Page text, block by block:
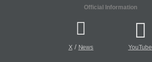
Official Information
X/ News YouTube